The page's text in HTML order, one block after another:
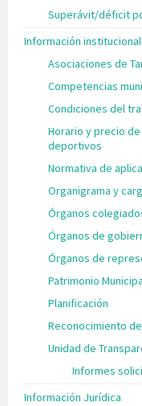
Superávit/déficit
Información
Asociaciones de
Competencias
Condiciones del
Horario y precio
deportivos
Normativa de
Organigrama y
Órganos
Órganos de
Órganos de
Patrimonio
Planificación
Reconocimiento
Unidad de
Informes
Información Jurídica